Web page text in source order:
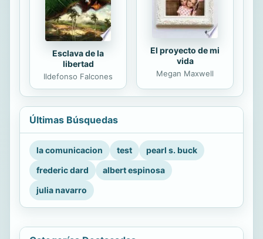
Esclava de la
libertad
Ildefonso Falcones
El proyecto de mi
vida
Megan Maxwell
Últimas Búsquedas
la comunicacion test
pearl s. buck
frederic dard
albert espinosa
julia navarro